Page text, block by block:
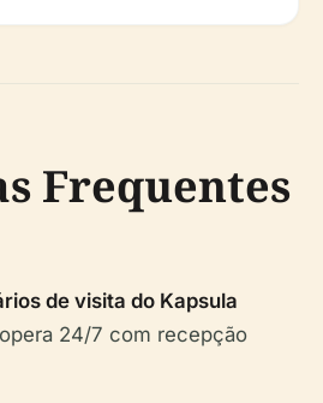
Frequentes
de visita do Kapsula
24/7 com recepção